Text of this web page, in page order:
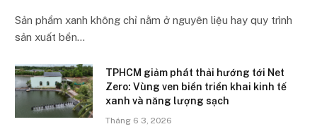
Sản phẩm xanh không chỉ nằm ở nguyên liệu hay quy trình
sản xuất bền…
TPHCM giảm phát thải hướng tới Net
Zero: Vùng ven biển triển khai kinh tế
xanh và năng lượng sạch
Tháng 6 3, 2026